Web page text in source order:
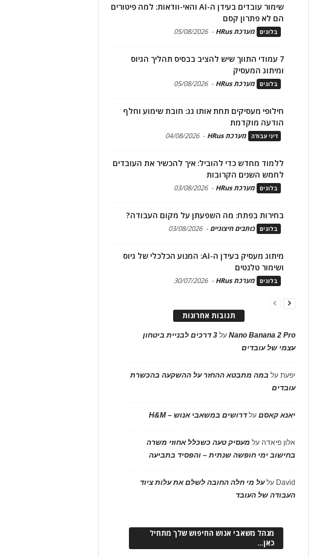
שימור עובדים בעידן ה-AI והאי-וודאות: למה פיטורים
הם לא פתרון קסם
בלוגים מערכת HRus -
05/08/2026
7 עמודי התווך שיש להציב בבסיס תהליך הגיוס
ומיתוג המעסיק
בלוגים מערכת HRus -
05/08/2026
חילופי מעסיקים תחת אותו גג: חובת שימוע וחלף
הודעה מוקדמת
דיני עבודה מערכת HRus -
04/08/2026
ללמוד מחדש כדי להוביל: איך להכשיר את העובדים
לחמש השנים הקרובות
בלוגים מערכת HRus -
03/08/2026
בחירות בפתח: מה השפעתן על מקום העבודה?
בלוגים כותבים חיצוניים -
03/08/2026
מיתוג מעסיק בעידן ה-AI: המנוע הכלכלי של גיוס
ושימור טלנטים
בלוגים מערכת HRus -
30/07/2026
תגובות אחרונות
Nano Banana 2 Proעל
3 דרכים לבניית ביטחון
עצמי של עובדים
יפעתעל במה מתבטא ההחזר על ההשקעה בהכשרת
עובדים
יאנא קאסםעלדרושים במשאבי אנוש – H&M
אלון פיאדה על מעסיק טעה כשכלל אחוזי משרה
בחישוב ימי חופשה שנתית – והפסיד בתביעה
David עלעל מי חלה החובה לשלם את עלות ציוד
העבודה של העובד
מנהל משאבי אנוש החיפוש שלך מתחיל
כאן…